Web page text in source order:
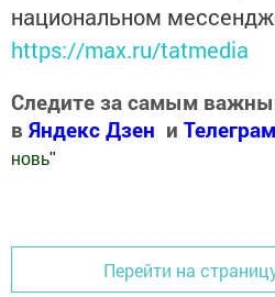
национальном
https://max.ru/tatmedia
Следите за самым
в Яндекс Дзен и
новь"
Перейти на